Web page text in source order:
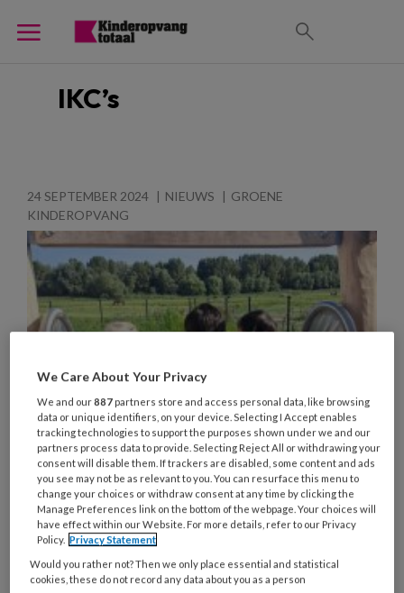
IKC’s
24 SEPTEMBER 2024 NIEUWS
GROENE
KINDEROPVANG
Zo kan het ook – Ontbijten in
pyjama: PolderPracht biedt
totaalaanbod van 6 tot 21 uur
Een kinderopvang met ruime openingstijden van 6
We Care About Your Privacy
We and our887 partners store and access personal data, like browsing
data or unique identifiers, on your device. Selecting I Accept enables
tracking technologies to support the purposes shown under we and our
partners process data to provide. Selecting Reject All or withdrawing your
consent will disable them. If trackers are disabled, some content and ads
you see may not be as relevant to you. You can resurface this menu to
change your choices or withdraw consent at any time by clicking the
Manage Preferences link on the bottom of the webpage. Your choices will
have effect within our Website. For more details, refer to our Privacy
Policy. Privacy Statement
Would you rather not? Then we only place essential and statistical
cookies, these do not record any data about you as a person